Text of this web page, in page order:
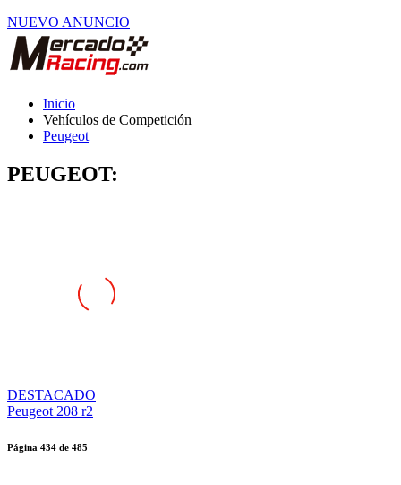
NUEVO ANUNCIO
Inicio
Vehículos de Competición
Peugeot
PEUGEOT:
DESTACADO
Peugeot 208 r2
Página 434 de 485